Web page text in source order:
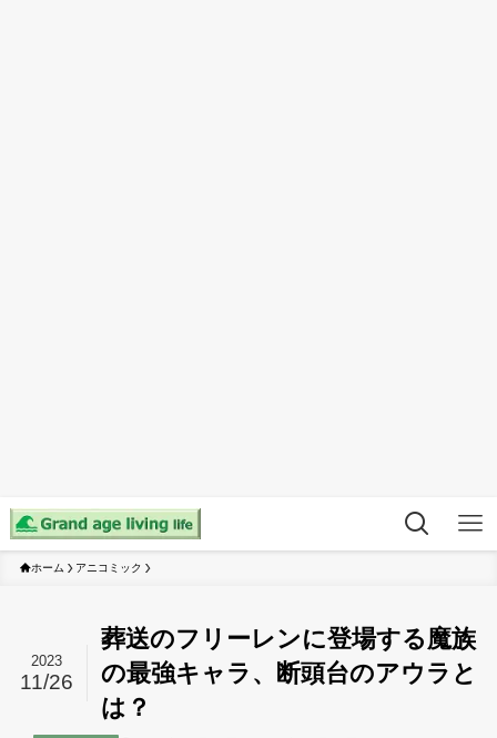
ホーム アニコミック
葬送のフリーレンに登場する魔族
の最強キャラ、断頭台のアウラと
は？
2023
11/26